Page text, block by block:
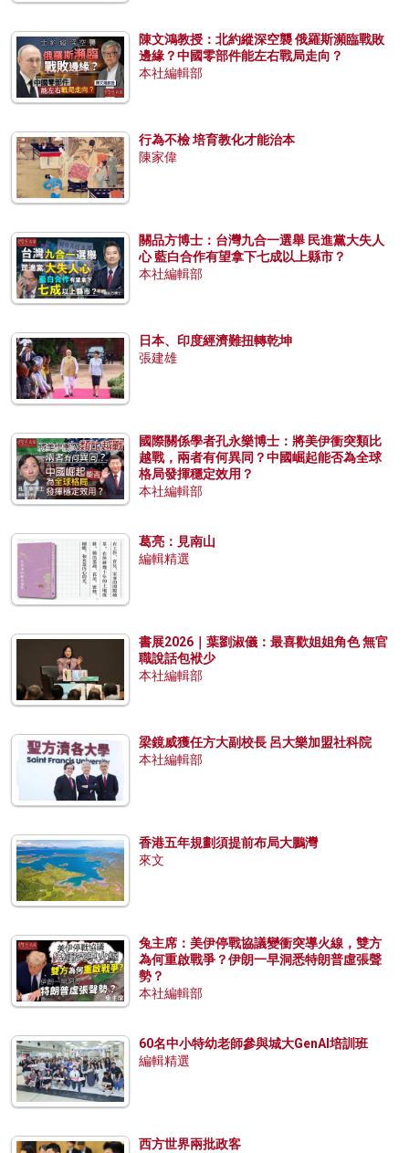
陳文鴻教授：北約縱深空襲 俄羅斯瀕臨戰敗
邊緣？中國零部件能左右戰局走向？
本社編輯部
行為不檢 培育教化才能治本
陳家偉
關品方博士：台灣九合一選舉 民進黨大失人
心 藍白合作有望拿下七成以上縣市？
本社編輯部
日本、印度經濟難扭轉乾坤
張建雄
國際關係學者孔永樂博士：將美伊衝突類比
越戰，兩者有何異同？中國崛起能否為全球
格局發揮穩定效用？
本社編輯部
葛亮：見南山
編輯精選
書展2026｜葉劉淑儀：最喜歡姐姐角色 無官
職說話包袱少
本社編輯部
梁鏡威獲任方大副校長 呂大樂加盟社科院
本社編輯部
香港五年規劃須提前布局大鵬灣
來文
兔主席：美伊停戰協議變衝突導火線，雙方
為何重啟戰爭？伊朗一早洞悉特朗普虛張聲
勢？
本社編輯部
60名中小特幼老師參與城大GenAI培訓班
編輯精選
西方世界兩批政客